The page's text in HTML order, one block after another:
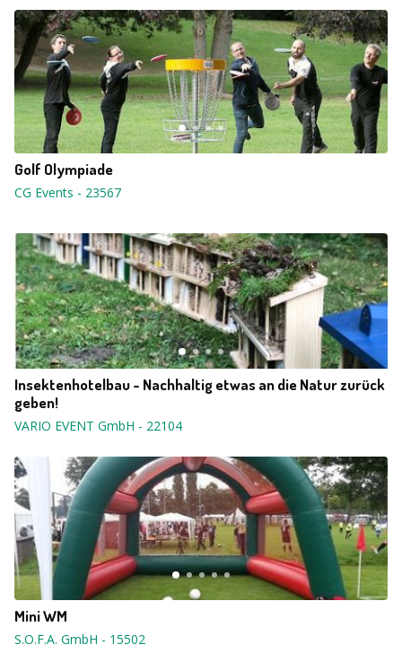
Golf Olympiade
CG Events - 23567
Insektenhotelbau - Nachhaltig etwas an die Natur zurück
geben!
VARIO EVENT GmbH - 22104
Mini WM
S.O.F.A. GmbH - 15502